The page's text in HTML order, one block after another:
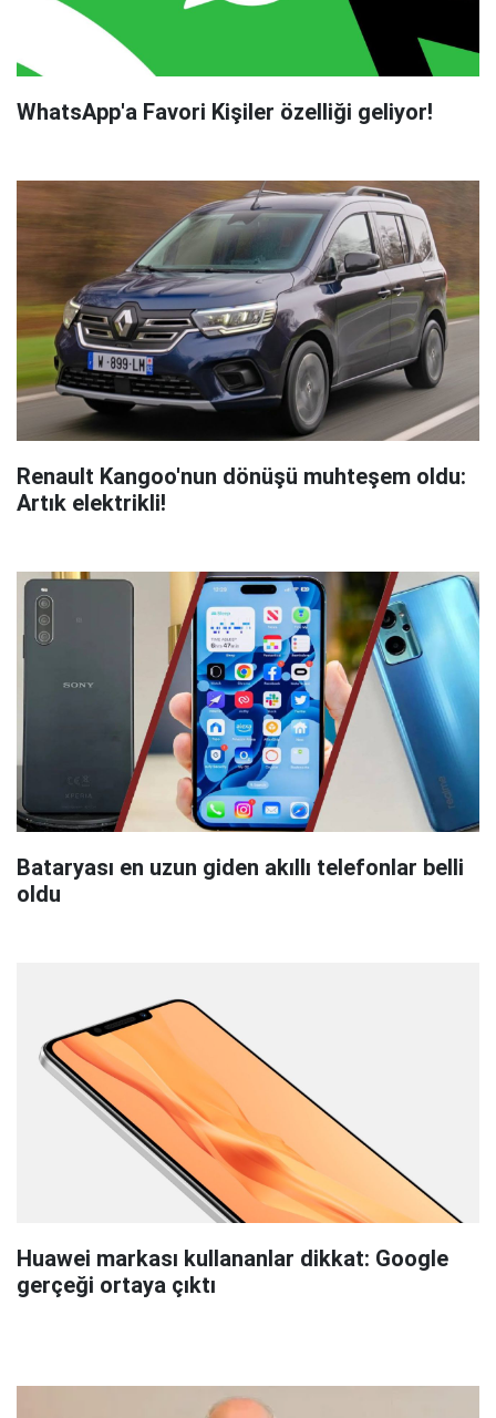
WhatsApp'a Favori Kişiler özelliği geliyor!
Renault Kangoo'nun dönüşü muhteşem oldu:
Artık elektrikli!
Bataryası en uzun giden akıllı telefonlar belli
oldu
Huawei markası kullananlar dikkat: Google
gerçeği ortaya çıktı